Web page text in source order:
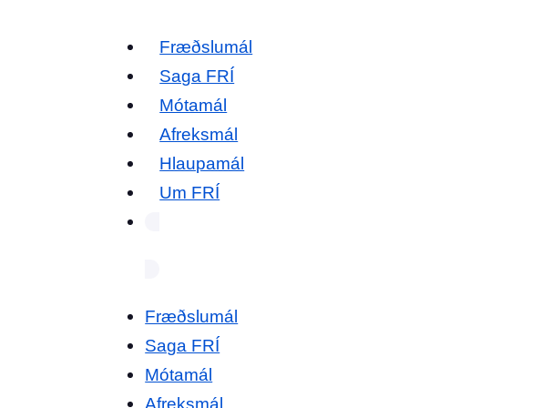
Fræðslumál
Saga FRÍ
Mótamál
Afreksmál
Hlaupamál
Um FRÍ
Fræðslumál
Saga FRÍ
Mótamál
Afreksmál